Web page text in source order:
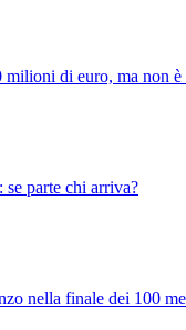
di euro, ma non è
parte chi arriva?
nella finale dei 100